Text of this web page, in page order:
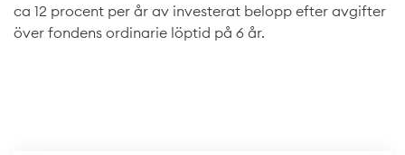
ca 12 procent per år av investerat belopp efter avgifter
över fondens ordinarie löptid på 6 år.